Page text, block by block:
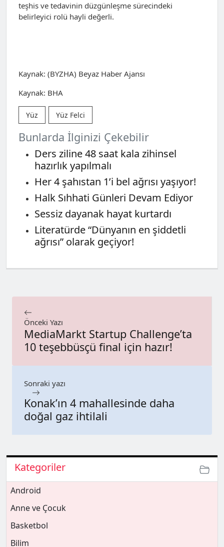
teşhis ve tedavinin düzgünleşme sürecindeki
belirleyici rolü hayli değerli.
Kaynak: (BYZHA) Beyaz Haber Ajansı
Kaynak: BHA
Yüz Yüz Felci
Bunlarda İlginizi Çekebilir
Ders ziline 48 saat kala zihinsel
hazırlık yapılmalı
Her 4 şahıstan 1’i bel ağrısı yaşıyor!
Halk Sıhhati Günleri Devam Ediyor
Sessiz dayanak hayat kurtardı
Literatürde “Dünyanın en şiddetli
ağrısı” olarak geçiyor!
Önceki Yazı
MediaMarkt Startup Challenge’ta
10 teşebbüsçü final için hazır!
Sonraki yazı
Konak’ın 4 mahallesinde daha
doğal gaz ihtilali
Kategoriler
Android
Anne ve Çocuk
Basketbol
Bilim